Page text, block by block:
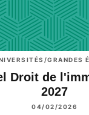
GRANDES
Droit de
2027
04/02/2026